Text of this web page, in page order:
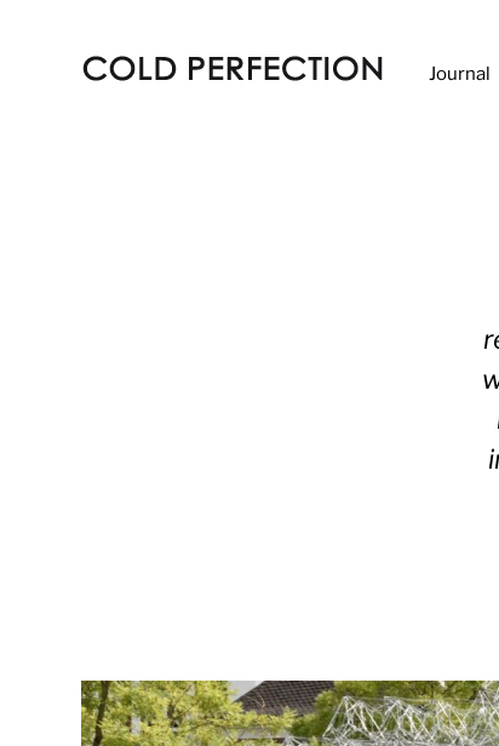
Journal